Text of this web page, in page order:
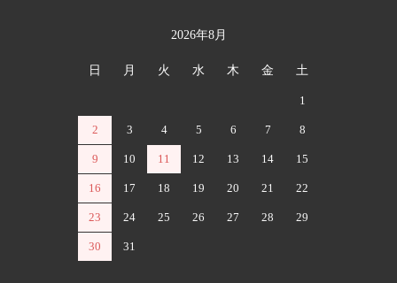
2026年8月
日 月 火 水 木 金 土
1
2 3 4 5 6 7 8
9 10 11 12 13 14 15
16 17 18 19 20 21 22
23 24 25 26 27 28 29
30 31